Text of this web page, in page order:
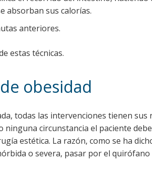
absorban sus calorías.
anteriores.
estas técnicas.
obesidad
todas las intervenciones tienen sus
ninguna circunstancia el paciente
estética. La razón, como se ha
o severa, pasar por el quirófano